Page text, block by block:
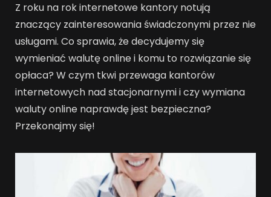
Z roku na rok internetowe kantory notują
znaczący zainteresowania świadczonymi przez nie
usługami. Co sprawia, że decydujemy się
wymieniać walutę online i komu to rozwiązanie się
opłaca? W czym tkwi przewaga kantorów
internetowych nad stacjonarnymi i czy wymiana
waluty online naprawdę jest bezpieczna?
Przekonajmy się!